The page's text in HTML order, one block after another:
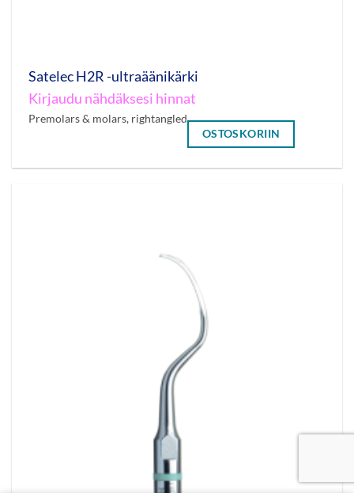
Satelec H2R -ultraäänikärki
Kirjaudu nähdäksesi hinnat
Premolars & molars, rightangled
OSTOSKORIIN